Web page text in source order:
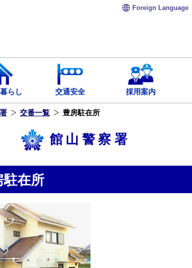
Foreign Language
らし 交通安全 採用案内
交番一覧 豊房駐在所
館山警察署
駐在所